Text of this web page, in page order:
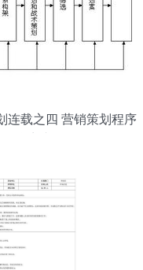
连载之四 营销策划程序